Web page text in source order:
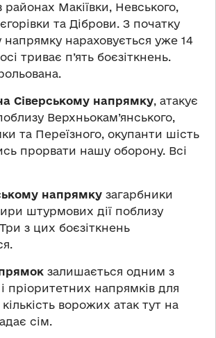
районах Макіївки, Невського,
та Діброви. З початку
нараховується уже 14
триває п’ять боєзіткнень.
Сіверському напрямку, атакує
Верхньокам’янського,
та Переїзного, окупанти шість
прорвати нашу оборону. Всі
напрямку загарбники
штурмових дії поблизу
з цих боєзіткнень
залишається одним з
пріоритетних напрямків для
ворожих атак тут на
сім.